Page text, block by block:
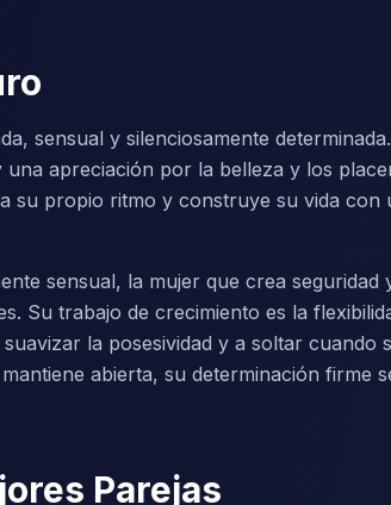
sensual y silenciosamente
apreciación por la belleza y los
su propio ritmo y construye su vida con
sensual, la mujer que crea seguridad
Su trabajo de crecimiento es la
la posesividad y a soltar cuando
abierta, su determinación firme
Parejas